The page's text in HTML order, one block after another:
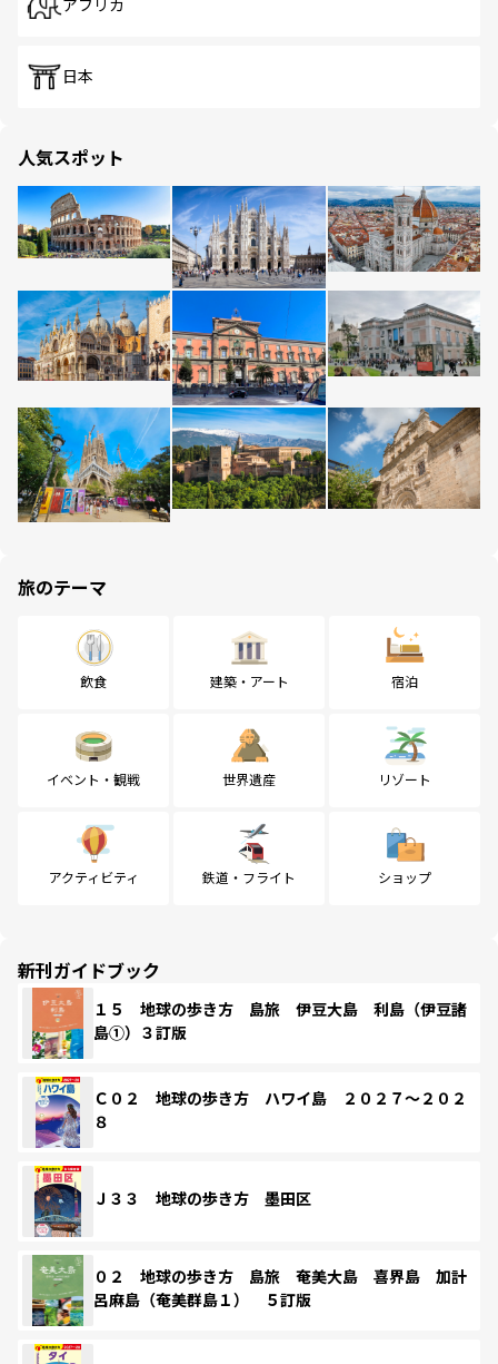
アフリカ
日本
人気スポット
旅のテーマ
飲食 建築・アート 宿泊
イベント・観戦 世界遺産 リゾート
アクティビティ 鉄道・フライト ショップ
新刊ガイドブック
１５ 地球の歩き方 島旅 伊豆大島 利島（伊豆諸
島①）３訂版
Ｃ０２ 地球の歩き方 ハワイ島 ２０２７～２０２
８
Ｊ３３ 地球の歩き方 墨田区
０２ 地球の歩き方 島旅 奄美大島 喜界島 加計
呂麻島（奄美群島１） ５訂版